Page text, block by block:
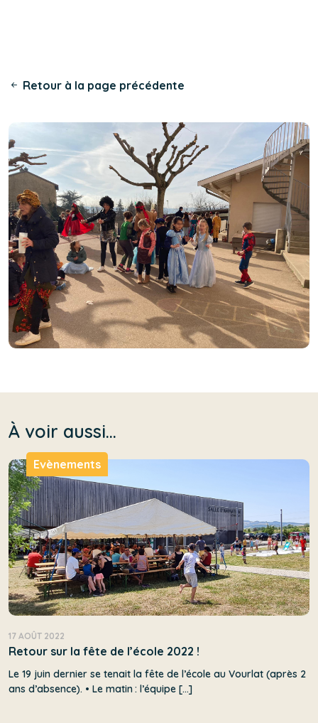
Retour à la page précédente
À voir aussi...
Evènements
17 AOÛT 2022
Retour sur la fête de l’école 2022 !
Le 19 juin dernier se tenait la fête de l’école au Vourlat (après 2
ans d’absence). • Le matin : l’équipe […]